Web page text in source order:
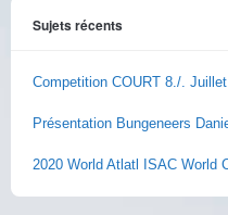
Sujets récents
Competition COURT 8./.
Présentation Bungeneers
2020 World Atlatl ISAC World